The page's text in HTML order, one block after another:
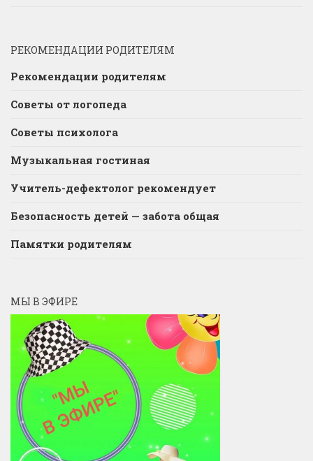
РЕКОМЕНДАЦИИ РОДИТЕЛЯМ
Рекомендации родителям
Советы от логопеда
Советы психолога
Музыкальная гостиная
Учитель-дефектолог рекомендует
Безопасность детей — забота общая
Памятки родителям
МЫ В ЭФИРЕ